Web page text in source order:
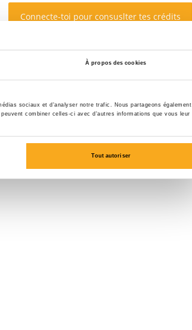
À propos des cookies
sociaux et d'analyser notre trafic. Nous partageons également
combiner celles-ci avec d'autres informations que vous leur
Tout autoriser
Connecte-toi pour consuslter tes crédits
Taille*